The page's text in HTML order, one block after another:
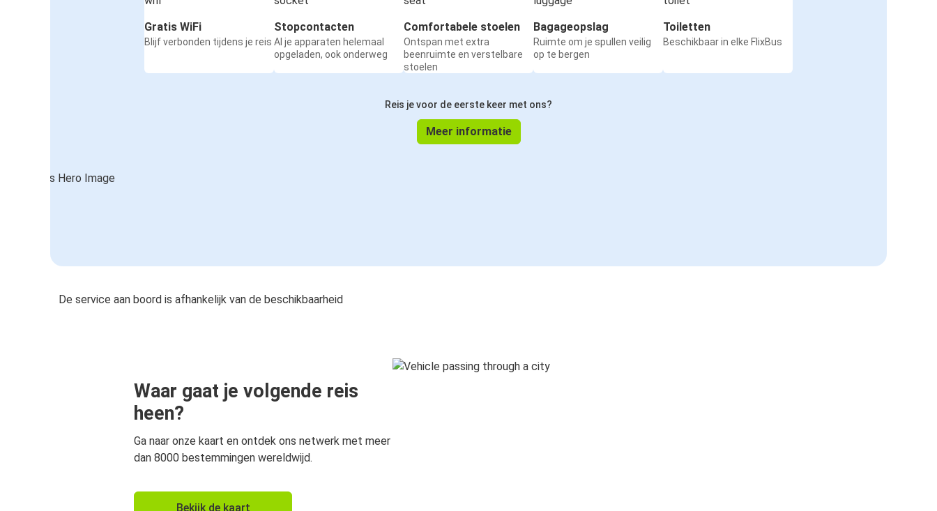
Gratis WiFi
Blijf verbonden tijdens je reis
Stopcontacten
Al je apparaten helemaal
opgeladen, ook onderweg
Comfortabele stoelen
Ontspan met extra
beenruimte en verstelbare
stoelen
Bagageopslag
Ruimte om je spullen veilig
op te bergen
Toiletten
Beschikbaar in elke FlixBus
Reis je voor de eerste keer met ons?
Meer informatie
De service aan boord is afhankelijk van de beschikbaarheid
Waar gaat je volgende reis
heen?
Ga naar onze kaart en ontdek ons netwerk met meer
dan 8000 bestemmingen wereldwijd.
Bekijk de kaart